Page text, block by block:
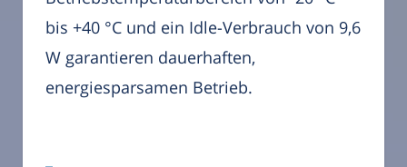
bis +40 °C und ein Idle-Verbrauch von 9,6
W garantieren dauerhaften,
energiesparsamen Betrieb.